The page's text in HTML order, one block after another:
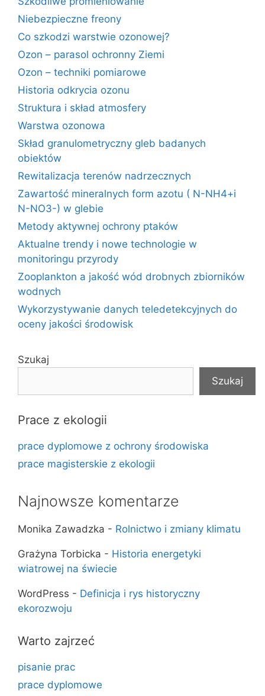
Niebezpieczne freony
Co szkodzi warstwie ozonowej?
Ozon – parasol ochronny Ziemi
Ozon – techniki pomiarowe
Historia odkrycia ozonu
Struktura i skład atmosfery
Warstwa ozonowa
Skład granulometryczny gleb badanych
obiektów
Rewitalizacja terenów nadrzecznych
Zawartość mineralnych form azotu ( N-NH4+i
N-NO3-) w glebie
Metody aktywnej ochrony ptaków
Aktualne trendy i nowe technologie w
monitoringu przyrody
Zooplankton a jakość wód drobnych zbiorników
wodnych
Wykorzystywanie danych teledetekcyjnych do
oceny jakości środowisk
Szukaj
Szukaj
Prace z ekologii
prace dyplomowe z ochrony środowiska
prace magisterskie z ekologii
Najnowsze komentarze
Monika Zawadzka - Rolnictwo i zmiany klimatu
Grażyna Torbicka - Historia energetyki
wiatrowej na świecie
WordPress - Definicja i rys historyczny
ekorozwoju
Warto zajrzeć
pisanie prac
prace dyplomowe